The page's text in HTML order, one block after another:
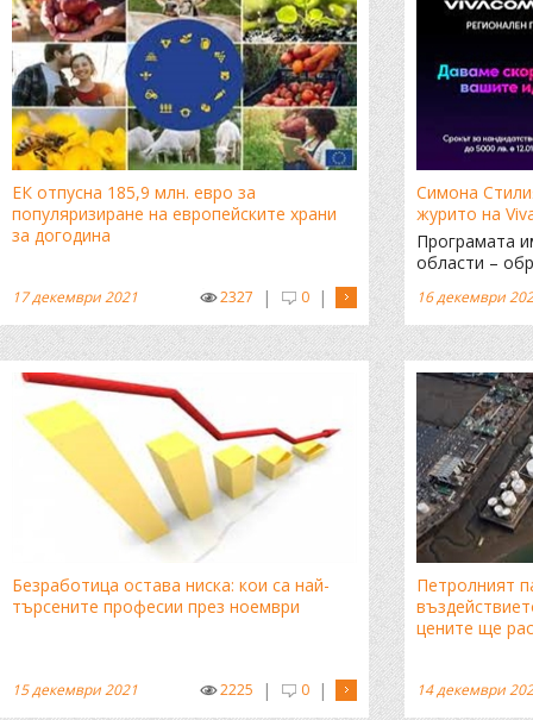
ЕК отпусна 185,9 млн. евро за
популяризиране на европейските храни
за догодина
|
0
|
2327
17 декември 2021
Симона
журито на
Програмата
области –
до 12 януари
16 декември
Безработица остава ниска: кои са най-
търсените професии през ноември
|
0
|
2225
15 декември 2021
Петролният
цените ще
14 декември